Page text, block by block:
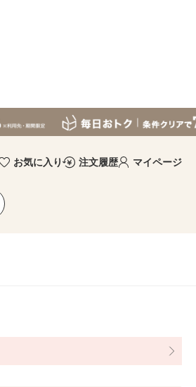
お気に入り 注文履歴 マイページ